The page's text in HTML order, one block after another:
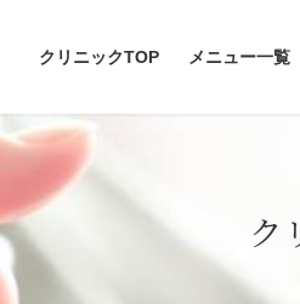
クリニックTOP メニュー一覧
ク